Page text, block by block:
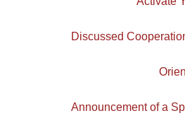
Discussed
Announcement of a